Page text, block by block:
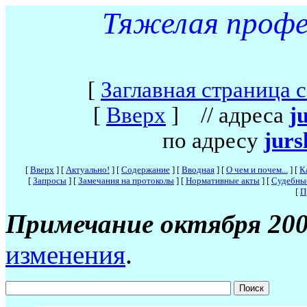
Тяжелая
[ Заглавная
[ Вверх ] // адреса
по адресу
[ Вверх ] [ Актуально! ] [ Содержание ] [ Вводная ] [ О чем и почем... ] [
[ Запросы ] [ Замечания на протоколы ] [ Нормативные акты ] [
[
Примечание октября
изменения.